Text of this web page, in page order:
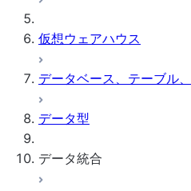
仮想ウェアハウス
データベース、テーブル
データ型
データ統合